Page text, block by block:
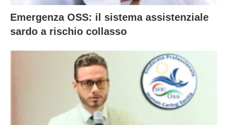
Emergenza OSS: il sistema assistenziale
sardo a rischio collasso